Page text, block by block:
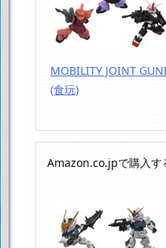
MOBILITY JOINT
(食玩)
Amazon.co.jpで購入す